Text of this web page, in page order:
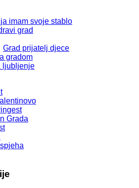
ja imam svoje stablo
grad
Grad prijatelj djece
gradom
ljubljenje
Grada